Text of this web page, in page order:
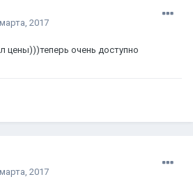
2017
цены)))теперь очень доступно
2017